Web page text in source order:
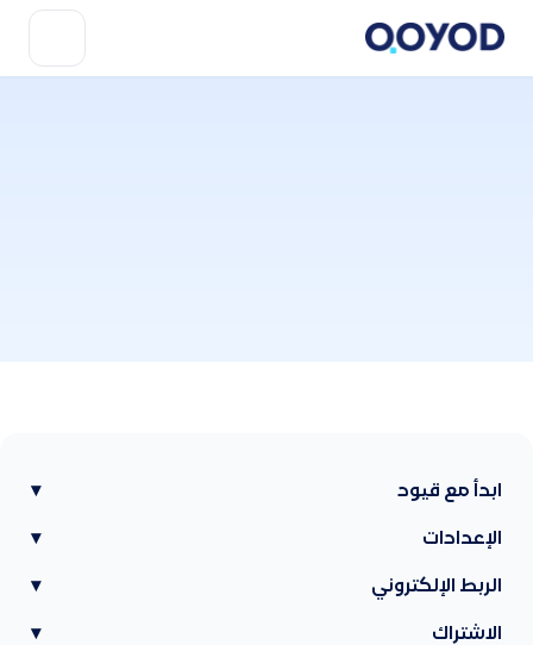
ابدأ مع قيود ▾
الإعدادات ▾
الربط الإلكتروني ▾
الاشتراك ▾